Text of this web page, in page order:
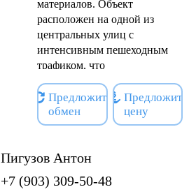
материалов. Объект
расположен на одной из
центральных улиц с
интенсивным пешеходным
трафиком, что
обеспечивает высокий
уровень видимости и
стабильный поток
потенциальных клиентов
расположена открытая
Предложить
обмен
Предложить
цену
Пигузов Антон
+7 (903) 309-50-48